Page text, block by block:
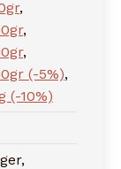
,
,
,
(-5%),
(-10%)